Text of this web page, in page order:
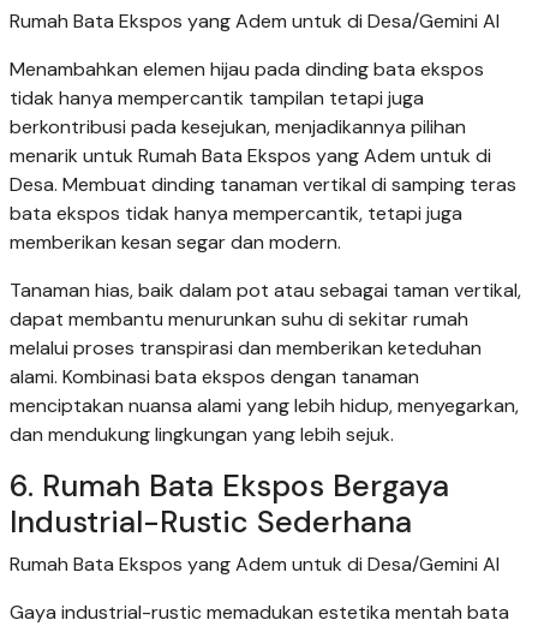
Rumah Bata Ekspos yang Adem untuk di Desa/Gemini AI
Menambahkan elemen hijau pada dinding bata ekspos
tidak hanya mempercantik tampilan tetapi juga
berkontribusi pada kesejukan, menjadikannya pilihan
menarik untuk Rumah Bata Ekspos yang Adem untuk di
Desa. Membuat dinding tanaman vertikal di samping teras
bata ekspos tidak hanya mempercantik, tetapi juga
memberikan kesan segar dan modern.
Tanaman hias, baik dalam pot atau sebagai taman vertikal,
dapat membantu menurunkan suhu di sekitar rumah
melalui proses transpirasi dan memberikan keteduhan
alami. Kombinasi bata ekspos dengan tanaman
menciptakan nuansa alami yang lebih hidup, menyegarkan,
dan mendukung lingkungan yang lebih sejuk.
6. Rumah Bata Ekspos Bergaya
Industrial-Rustic Sederhana
Rumah Bata Ekspos yang Adem untuk di Desa/Gemini AI
Gaya industrial-rustic memadukan estetika mentah bata